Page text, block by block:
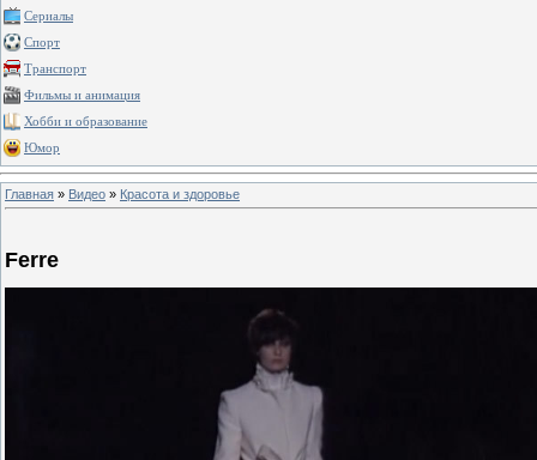
Сериалы
Спорт
Транспорт
Фильмы и анимация
Хобби и образование
Юмор
Главная » Видео » Красота и здоровье
Ferre